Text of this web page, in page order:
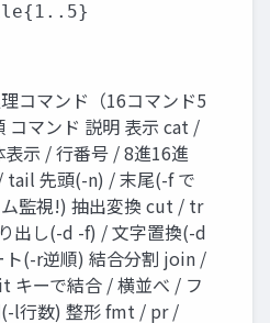
コマンド（16コマンド5
コマンド 説明 表示 cat /
示 / 行番号 / 8進16進
tail 先頭(-n) / 末尾(-f で
監視!) 抽出変換 cut / tr
出し(-d -f) / 文字置換(-d
ト(-r逆順) 結合分割 join /
キーで結合 / 横並べ / フ
(-l行数) 整形 fmt / pr /